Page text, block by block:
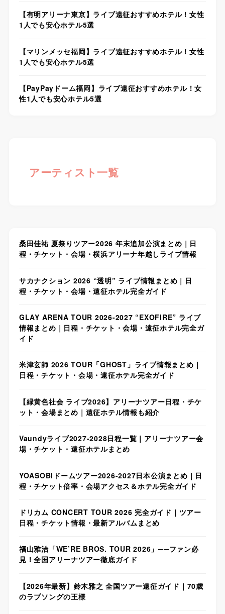
【有明アリーナ東京】ライブ遠征おすすめホテル！女性
1人でも安心ホテル5選
【マリンメッセ福岡】ライブ遠征おすすめホテル！女性
1人でも安心ホテル5選
【PayPayドーム福岡】ライブ遠征おすすめホテル！女
性1人でも安心ホテル5選
アーティスト一覧
桑田佳祐 夏祭りツアー2026 年末追加公演まとめ｜日
程・チケット・会場・横浜アリーナ年越しライブ情報
サカナクション 2026 “透明” ライブ情報まとめ｜日
程・チケット・会場・遠征ホテル完全ガイド
GLAY ARENA TOUR 2026-2027 “EXOFIRE” ライブ
情報まとめ｜日程・チケット・会場・遠征ホテル完全ガ
イド
米津玄師 2026 TOUR「GHOST」ライブ情報まとめ｜
日程・チケット・会場・遠征ホテル完全ガイド
【緑黄色社会 ライブ2026】アリーナツアー日程・チケ
ット・会場まとめ｜遠征ホテル情報も紹介
Vaundyライブ2027-2028日程一覧｜アリーナツアー会
場・チケット・遠征ホテルまとめ
YOASOBIドームツアー2026-2027日本公演まとめ｜日
程・チケット倍率・会場アクセス＆ホテル完全ガイド
ドリカム CONCERT TOUR 2026 完全ガイド｜ツアー
日程・チケット情報・最新アルバムまとめ
福山雅治「WE’RE BROS. TOUR 2026」──ファン必
見！全国アリーナツアー徹底ガイド
【2026年最新】鈴木雅之 全国ツアー遠征ガイド｜70歳
のラブソングの王様